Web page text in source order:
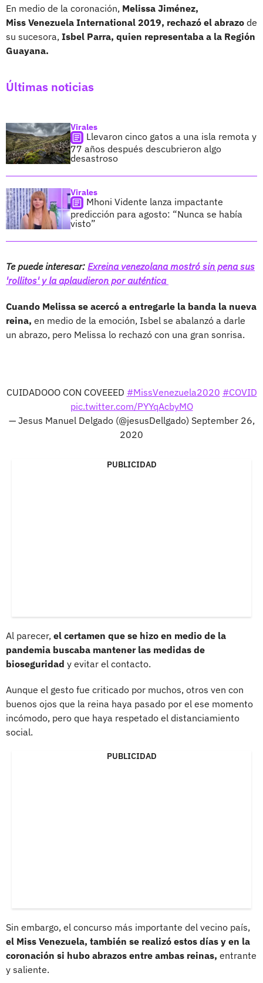
En medio de la coronación, Melissa Jiménez,
Miss Venezuela International 2019, rechazó el abrazo de
su sucesora, Isbel Parra, quien representaba a la Región
Guayana.
Últimas noticias
Virales
Llevaron cinco gatos a una isla remota y
77 años después descubrieron algo
desastroso
Virales
Mhoni Vidente lanza impactante
predicción para agosto: “Nunca se había
visto”
Te puede interesar: Exreina venezolana mostró sin pena sus
'rollitos' y la aplaudieron por auténtica
Cuando Melissa se acercó a entregarle la banda la nueva
reina, en medio de la emoción, Isbel se abalanzó a darle
un abrazo, pero Melissa lo rechazó con una gran sonrisa.
CUIDADOOO CON COVEEED #MissVenezuela2020 #COVID
pic.twitter.com/PYYqAcbyMO
— Jesus Manuel Delgado (@jesusDellgado) September 26,
2020
PUBLICIDAD
Al parecer, el certamen que se hizo en medio de la
pandemia buscaba mantener las medidas de
bioseguridad y evitar el contacto.
Aunque el gesto fue criticado por muchos, otros ven con
buenos ojos que la reina haya pasado por el ese momento
incómodo, pero que haya respetado el distanciamiento
social.
PUBLICIDAD
Sin embargo, el concurso más importante del vecino país,
el Miss Venezuela, también se realizó estos días y en la
coronación si hubo abrazos entre ambas reinas, entrante
y saliente.